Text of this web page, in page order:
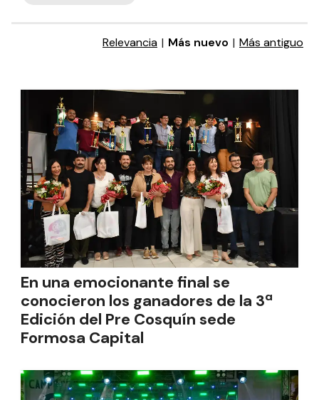
Relevancia | Más nuevo | Más antiguo
En una emocionante final se
conocieron los ganadores de la 3ª
Edición del Pre Cosquín sede
Formosa Capital